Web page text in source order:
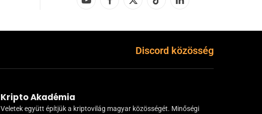
YouTubeFacebook
X
TikTok LinkedIn
Discord közösség
Kripto Akadémia
Veletek együtt építjük a kriptovilág magyar közösségét. Minőségi